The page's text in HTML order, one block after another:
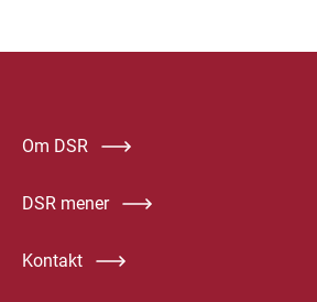
Om DSR
DSR mener
Kontakt